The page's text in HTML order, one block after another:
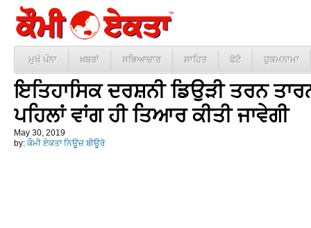
ਮੁਖੱ ਪੰਨਾ ਖ਼ਬਰਾਂ ਸਭਿਆਚਾਰ ਸਾਹਿਤ ਫੋਟੋ ਹੁਕਮਨਾਮਾ
ਇਤਿਹਾਸਿਕ ਦਰਸ਼ਨੀ ਡਿਉੜੀ ਤਰਨ
ਪਹਿਲਾਂ ਵਾਂਗ ਹੀ ਤਿਆਰ ਕੀਤੀ ਜਾਵੇਗੀ
May 30, 2019
by: ਕੌਮੀ ਏਕਤਾ ਨਿਊਜ਼ ਬੀਊਰੋ